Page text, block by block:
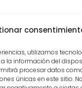
utilizamos
la información del
procesar datos
únicas en este sitio.